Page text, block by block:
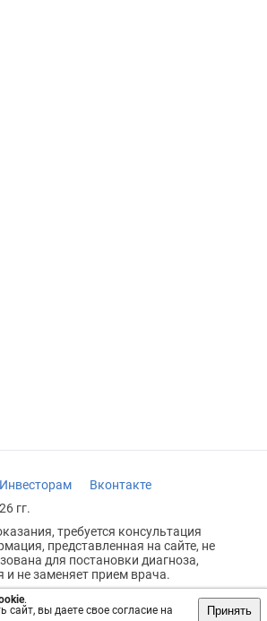
.
сайт, вы даете свое согласие на
Принять
Инвесторам
Вконтакте
гг.
требуется консультация
представленная на сайте, не
для постановки диагноза,
и не заменяет прием врача.
18+